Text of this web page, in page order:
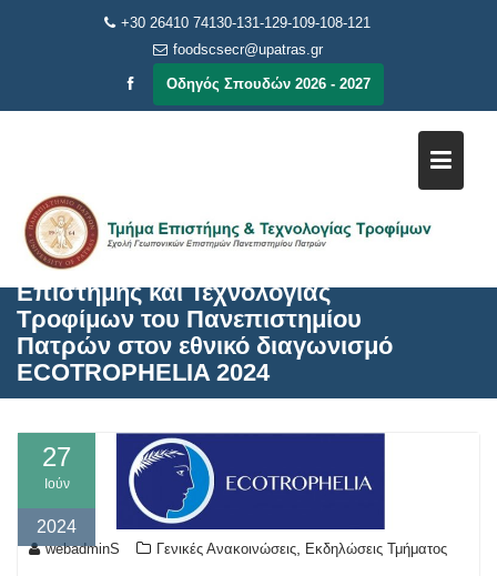
+30 26410 74130-131-129-109-108-121
foodscsecr@upatras.gr
Οδηγός Σπουδών 2026 - 2027
Συμμετοχή του Τμήματος
Επιστήμης και Τεχνολογίας
Τροφίμων του Πανεπιστημίου
Πατρών στον εθνικό διαγωνισμό
ECOTROPHELIA 2024
27
Ιούν
2024
webadminS Γενικές Ανακοινώσεις Εκδηλώσεις Τμήματος